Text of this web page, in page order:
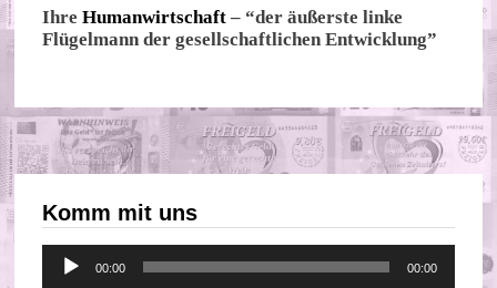
IhreHumanwirtschaft – “der äußerste linke
Flügelmann der gesellschaftlichen Entwicklung”
Komm mit uns
Audio-
Player
00:00 00:00